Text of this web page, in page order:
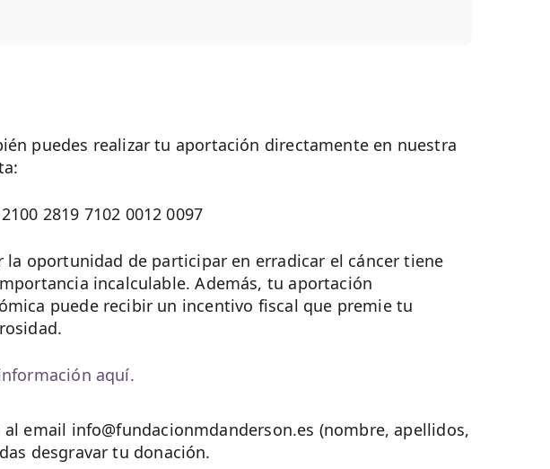
puedes realizar tu aportación directamente en nuestra
2100 2819 7102 0012 0097
la oportunidad de participar en erradicar el cáncer tiene
incalculable. Además, tu aportación
puede recibir un incentivo fiscal que premie tu
aquí.
email info@fundacionmdanderson.es (nombre, apellidos,
desgravar tu donación.